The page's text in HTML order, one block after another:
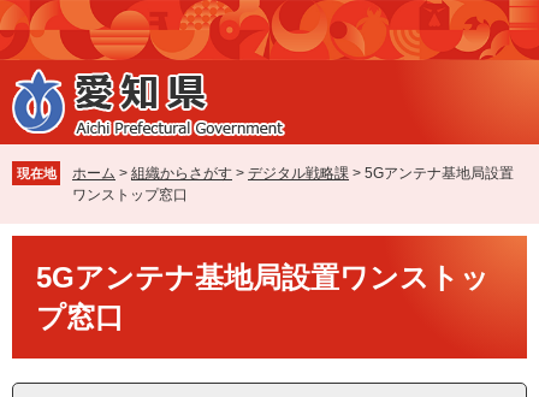
ペ
ー
ジ
の
先
で
す
メ
ニ
ュ
ー
を
ば
し
本
現在地 ホーム > 組織からさがす > デジタル戦略課 > 5Gアンテナ基地局設置
ワンストップ窓口
5Gアンテナ基地局設置ワンストッ
プ窓口